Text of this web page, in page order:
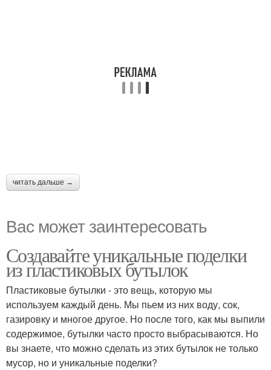
читать дальше →
Вас может заинтересовать
Создавайте уникальные поделки
из пластиковых бутылок
Пластиковые бутылки - это вещь, которую мы
используем каждый день. Мы пьем из них воду, сок,
газировку и многое другое. Но после того, как мы выпили
содержимое, бутылки часто просто выбрасываются. Но
вы знаете, что можно сделать из этих бутылок не только
мусор, но и уникальные поделки?